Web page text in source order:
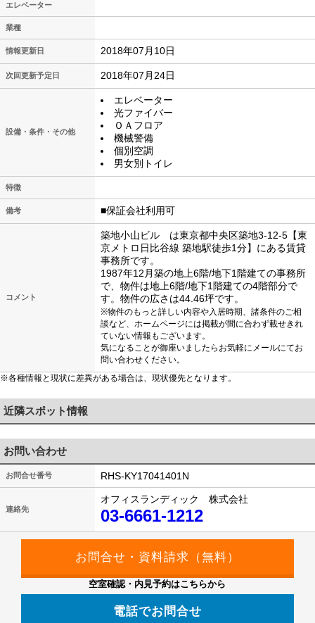
エレベーター
業種
情報更新日 2018年07月10日
次回更新予定日 2018年07月24日
設備・条件・その他
エレベーター
光ファイバー
ＯＡフロア
機械警備
個別空調
男女別トイレ
特徴
備考 ■保証会社利用可
コメント
築地小山ビル は東京都中央区築地3-12-5【東
京メトロ日比谷線 築地駅徒歩1分】にある賃貸
事務所です。
1987年12月築の地上6階/地下1階建ての事務所
で、物件は地上6階/地下1階建ての4階部分で
す。物件の広さは44.46坪です。
※物件のもっと詳しい内容や入居時期、諸条件のご相
談など、ホームページには掲載が間に合わず載せきれ
ていない情報もございます。
気になることが御座いましたらお気軽にメールにてお
問い合わせください。
※各種情報と現状に差異がある場合は、現状優先となります。
近隣スポット情報
お問い合わせ
お問合せ番号 RHS-KY17041401N
連絡先
オフィスランディック 株式会社
03-6661-1212
空室確認・内見予約はこちらから
電話でお問合せ